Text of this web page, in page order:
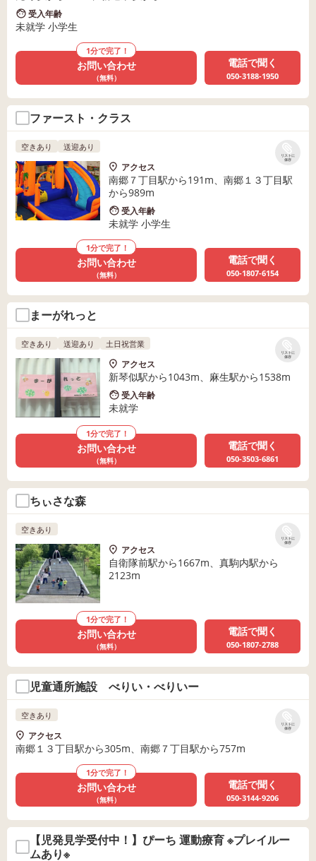
受入年齢
未就学 小学生
1分で完了！
お問い合わせ
（無料）
電話で聞く
050-3188-1950
ファースト・クラス
リストに
保存
空きあり 送迎あり
アクセス
南郷７丁目駅から191m、南郷１３丁目駅
から989m
受入年齢
未就学 小学生
1分で完了！
お問い合わせ
（無料）
電話で聞く
050-1807-6154
まーがれっと
リストに
保存
空きあり 送迎あり 土日祝営業
アクセス
新琴似駅から1043m、麻生駅から1538m
受入年齢
未就学
1分で完了！
お問い合わせ
（無料）
電話で聞く
050-3503-6861
ちぃさな森
リストに
保存
空きあり
アクセス
自衛隊前駅から1667m、真駒内駅から
2123m
1分で完了！
お問い合わせ
（無料）
電話で聞く
050-1807-2788
児童通所施設 べりい・べりいー
リストに
保存
空きあり
アクセス
南郷１３丁目駅から305m、南郷７丁目駅から757m
1分で完了！
お問い合わせ
（無料）
電話で聞く
050-3144-9206
【児発見学受付中！】ぴーち 運動療育 ※プレイルー
ムあり※